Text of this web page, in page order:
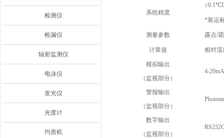
检测仪
检漏仪
辐射监测仪
电泳仪
发光仪
光度计
均质机
系统精度
*装运
测量参数 露点/
计算值 相对湿
模拟输出
（监视部分）
4-
警报输出
（监视部分）
数字输出
（监视部分）